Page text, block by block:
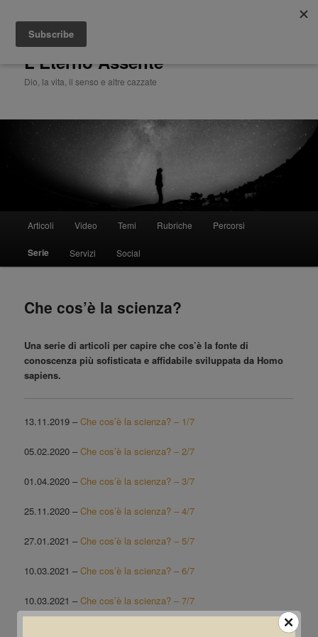
L'Eterno Assente
Dio, la vita, il senso e altre cazzate
Cerca
principale
Vai
al
principale
Articoli Video Temi Rubriche Percorsi
Serie Servizi Social
Che cos’è la scienza?
Una serie di articoli per capire che cos’è la fonte di
conoscenza più sofisticata e affidabile sviluppata da Homo
sapiens.
13.11.2019 –Che cos’è la scienza? – 1/7
05.02.2020 –Che cos’è la scienza? – 2/7
01.04.2020 –Che cos’è la scienza? – 3/7
25.11.2020 –Che cos’è la scienza? – 4/7
27.01.2021 –Che cos’è la scienza? – 5/7
10.03.2021 –Che cos’è la scienza? – 6/7
10.03.2021 –Che cos’è la scienza? – 7/7